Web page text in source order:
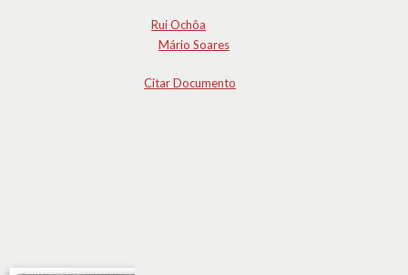
Rui Ochôa
Mário Soares
Citar Documento